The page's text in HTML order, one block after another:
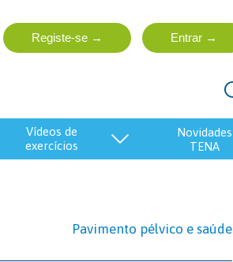
vídeos de
exercícios
Pavimento pélvico e saúde